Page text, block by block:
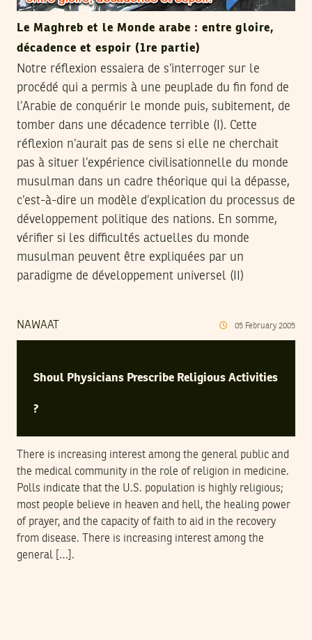
Le Maghreb et le Monde arabe : entre gloire,
décadence et espoir (1re partie)
Notre réflexion essaiera de s’interroger sur le
procédé qui a permis à une peuplade du fin fond de
l’Arabie de conquérir le monde puis, subitement, de
tomber dans une décadence terrible (I). Cette
réflexion n’aurait pas de sens si elle ne cherchait
pas à situer l’expérience civilisationnelle du monde
musulman dans un cadre théorique qui la dépasse,
c’est-à-dire un modèle d’explication du processus de
développement politique des nations. En somme,
vérifier si les difficultés actuelles du monde
musulman peuvent être expliquées par un
paradigme de développement universel (II)
NAWAAT 05 February 2005
Shoul Physicians Prescribe Religious Activities
?
There is increasing interest among the general public and
the medical community in the role of religion in medicine.
Polls indicate that the U.S. population is highly religious;
most people believe in heaven and hell, the healing power
of prayer, and the capacity of faith to aid in the recovery
from disease. There is increasing interest among the
general […].